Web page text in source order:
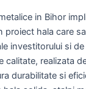
in Bihor
proiect hala care
investitorului si
calitate, realizata
durabilitate si